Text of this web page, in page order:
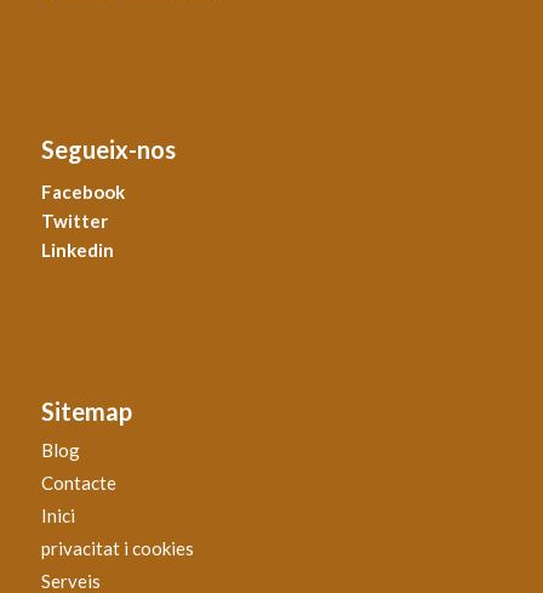
Segueix-nos
Facebook
Twitter
Linkedin
Sitemap
Blog
Contacte
Inici
privacitat i cookies
Serveis